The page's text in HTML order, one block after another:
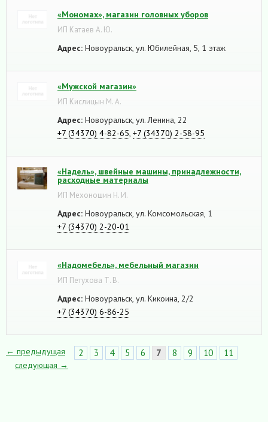
«Мономах», магазин головных уборов
ИП Катаев А. Ю.
Адрес: Новоуральск, ул. Юбилейная, 5, 1 этаж
«Мужской магазин»
ИП Кислицын М. А.
Адрес: Новоуральск, ул. Ленина, 22
+7 (34370) 4-82-65 +7 (34370) 2-58-95
«Надель», швейные машины, принадлежности,
расходные материалы
ИП Мехоношин Н. И.
Адрес: Новоуральск, ул. Комсомольская, 1
+7 (34370) 2-20-01
«Надомебель», мебельный магазин
ИП Петухова Т. В.
Адрес: Новоуральск, ул. Кикоина, 2/2
+7 (34370) 6-86-25
← предыдущая 2 3 4 5 6 7 8 9 10 11
следующая →